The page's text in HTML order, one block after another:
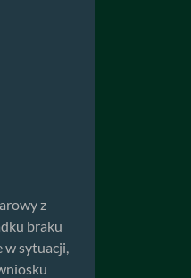
z
braku
w sytuacji,